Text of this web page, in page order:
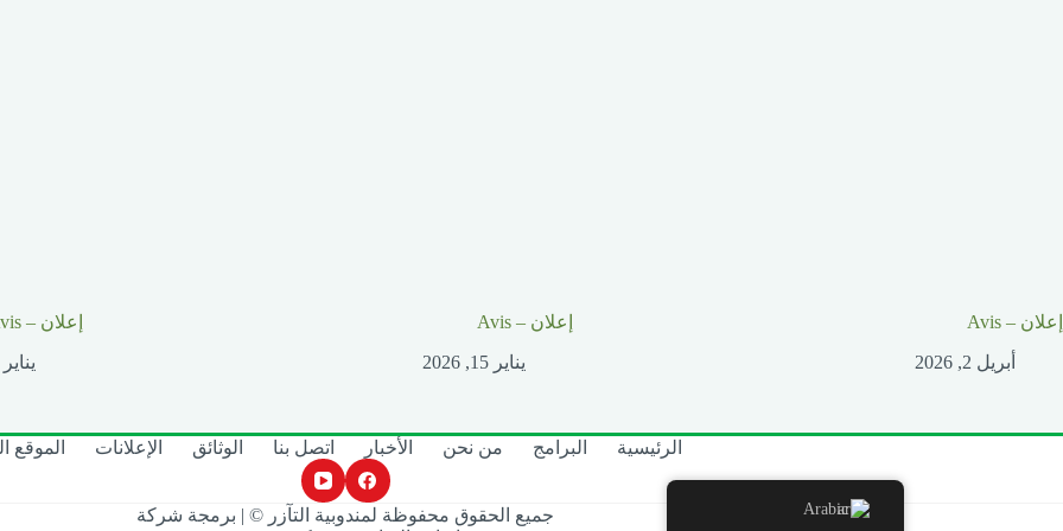
إعلان – Avis
أبريل 2, 2026
إعلان – Avis
يناير 15, 2026
إعلان – Avis
يناير 6,
الرئيسية البرامج من نحن الأخبار اتصل بنا الوثائق الإعلانات الموقع
جميع الحقوق محفوظة لمندوبية التآزر © | برمجة شركة
Arabic